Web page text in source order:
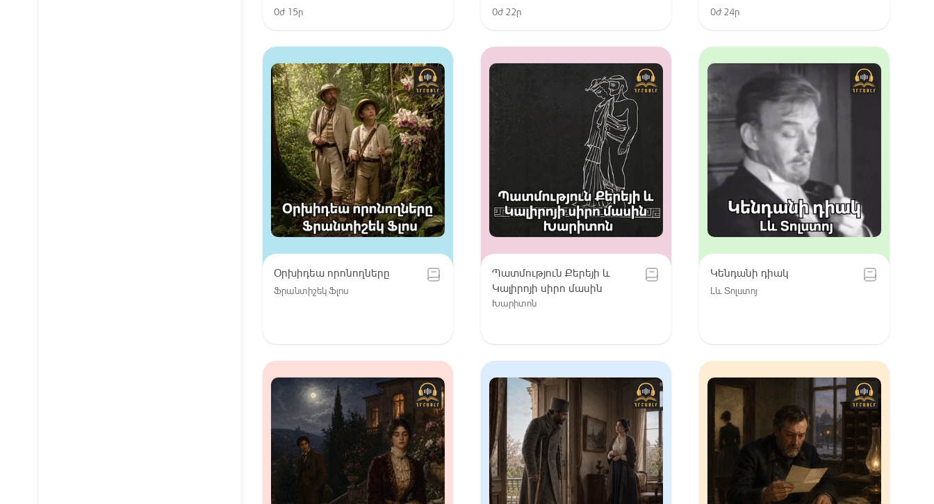
0ժ 15ր 0ժ 22ր 0ժ 24ր
Օրխիդեա որոնողները
Ֆրանտիշեկ Ֆլոս
Պատմություն Քերեյի և
Կալիրոյի սիրո մասին
Խարիտոն
Կենդանի դիակ
Լև Տոլստոյ